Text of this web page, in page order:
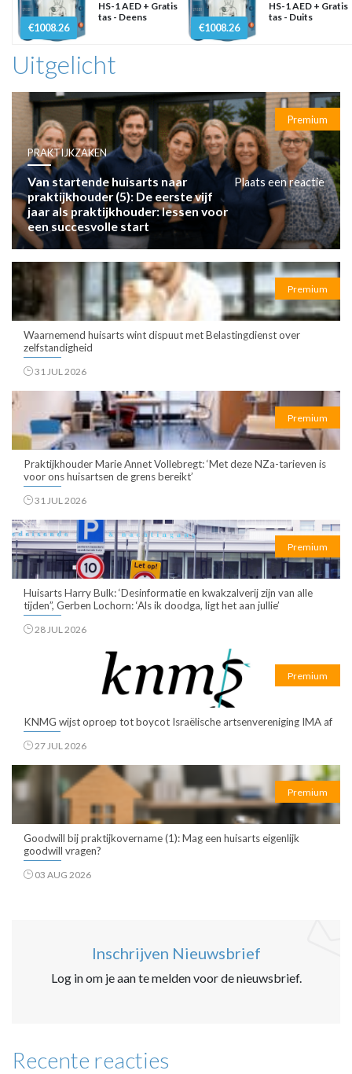
€1008.26
HS-1 AED + Gratis
tas - Deens
€1008.26
HS-1 AED + Gratis
tas - Duits
Uitgelicht
Premium
PRAKTIJKZAKEN
Van startende huisarts naar
praktijkhouder (5): De eerste vijf
jaar als praktijkhouder: lessen voor
een succesvolle start
Plaats een reactie
Premium
Waarnemend huisarts wint dispuut met Belastingdienst over
zelfstandigheid
31 JUL 2026
Premium
Praktijkhouder Marie Annet Vollebregt: ‘Met deze NZa-tarieven is
voor ons huisartsen de grens bereikt’
31 JUL 2026
Premium
Huisarts Harry Bulk: ‘Desinformatie en kwakzalverij zijn van alle
tijden”, Gerben Lochorn: ‘Als ik doodga, ligt het aan jullie’
28 JUL 2026
Premium
KNMG wijst oproep tot boycot Israëlische artsenvereniging IMA af
27 JUL 2026
Premium
Goodwill bij praktijkovername (1): Mag een huisarts eigenlijk
goodwill vragen?
03 AUG 2026
Inschrijven Nieuwsbrief
Log in om je aan te melden voor de nieuwsbrief.
Recente reacties